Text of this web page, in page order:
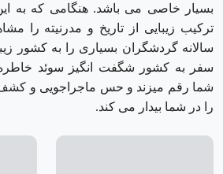
بسیار خاصی می باشد. هنگامی که به
ترکیب زیبایی از تاریخ و مدرنیته را
سالانه گردشگران بسیاری را به کشور
سفر به کشور شگفت انگیز سوئد خاطره
شما رقم میزند و حس ماجراجویی و
را در شما بیدار می کند.